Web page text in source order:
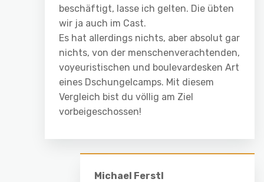
beschäftigt, lasse ich gelten. Die übten
wir ja auch im Cast.
Es hat allerdings nichts, aber absolut gar
nichts, von der menschenverachtenden,
voyeuristischen und boulevardesken Art
eines Dschungelcamps. Mit diesem
Vergleich bist du völlig am Ziel
vorbeigeschossen!
Michael Ferstl